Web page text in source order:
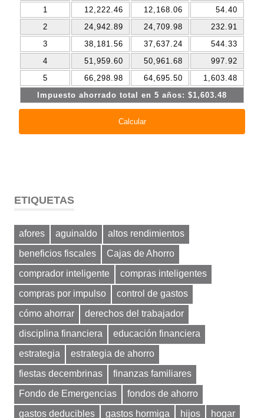
ETIQUETAS
afores aguinaldo
altos rendimientos
beneficios fiscales
Cajas de Ahorro
comprador inteligente
compras inteligentes
compras por impulso
control de gastos
cómo ahorrar
derechos del trabajador
disciplina financiera
educación financiera
estrategia
estrategia de ahorro
fiestas decembrinas
finanzas familiares
Fondo de Emergencias
fondos de ahorro
gastos deducibles
gastos hormiga hijos hogar